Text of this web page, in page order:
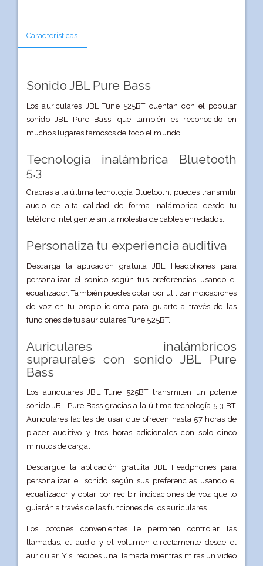
Características
Sonido JBL Pure Bass
Los auriculares JBL Tune 525BT cuentan con el popular
sonido JBL Pure Bass, que también es reconocido en
muchos lugares famosos de todo el mundo.
Tecnología inalámbrica Bluetooth
5.3
Gracias a la última tecnología Bluetooth, puedes transmitir
audio de alta calidad de forma inalámbrica desde tu
teléfono inteligente sin la molestia de cables enredados.
Personaliza tu experiencia auditiva
Descarga la aplicación gratuita JBL Headphones para
personalizar el sonido según tus preferencias usando el
ecualizador. También puedes optar por utilizar indicaciones
de voz en tu propio idioma para guiarte a través de las
funciones de tus auriculares Tune 525BT.
Auriculares inalámbricos
supraurales con sonido JBL Pure
Bass
Los auriculares JBL Tune 525BT transmiten un potente
sonido JBL Pure Bass gracias a la última tecnología 5.3 BT.
Auriculares fáciles de usar que ofrecen hasta 57 horas de
placer auditivo y tres horas adicionales con solo cinco
minutos de carga.
Descargue la aplicación gratuita JBL Headphones para
personalizar el sonido según sus preferencias usando el
ecualizador y optar por recibir indicaciones de voz que lo
guiarán a través de las funciones de los auriculares.
Los botones convenientes le permiten controlar las
llamadas, el audio y el volumen directamente desde el
auricular. Y si recibes una llamada mientras miras un video